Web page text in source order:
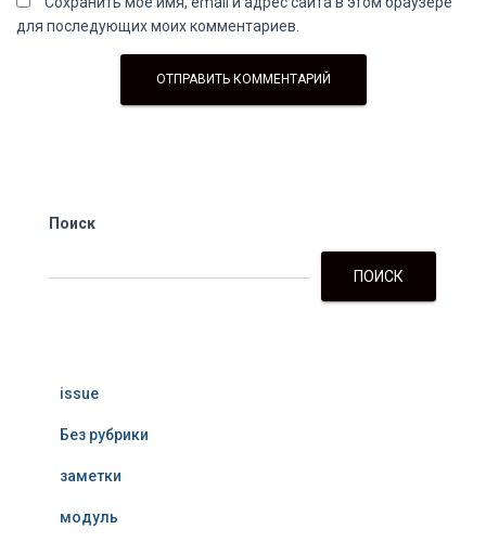
для последующих моих комментариев.
Поиск
ПОИСК
issue
Без рубрики
заметки
модуль